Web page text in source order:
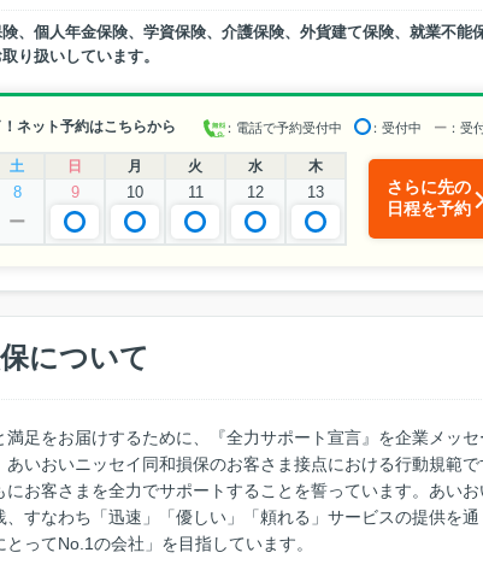
、個人年金保険、学資保険、介護保険、外貨建て保険、就業不能
り扱いしています。
ネット予約はこちらから ：電話で予約受付中 ：受付中 ー ：受
土 日 月 火 水 木
8 9 10 11 12 13
ー
さらに先の
日程を予約
について
足をお届けするために、『全力サポート宣言』を企業メッセ
いおいニッセイ同和損保のお客さま接点における行動規範
お客さまを全力でサポートすることを誓っています。あいお
すなわち「迅速」「優しい」「頼れる」サービスの提供を通
ってNo.1の会社」を目指しています。